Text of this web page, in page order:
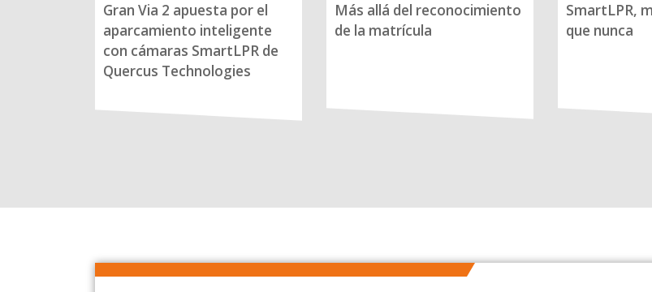
Gran Via 2 apuesta por el
aparcamiento inteligente
con cámaras SmartLPR de
Quercus Technologies
Más allá del reconocimiento
de la matrícula
SmartLPR,
que nunca